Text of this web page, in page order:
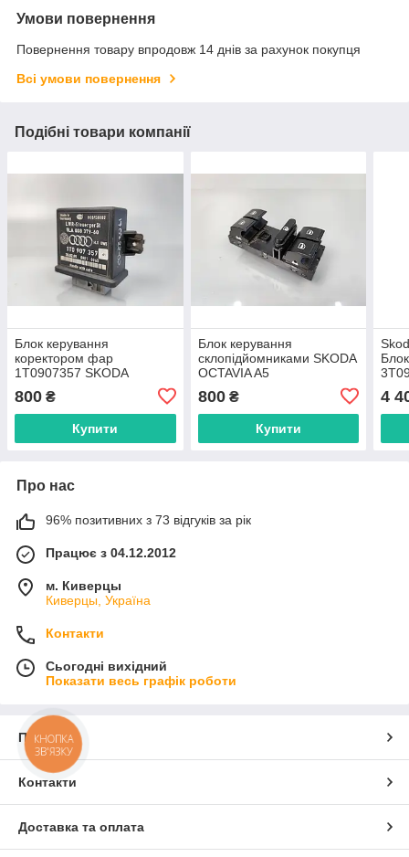
Умови повернення
Повернення товару впродовж 14 днів за рахунок покупця
Всі умови повернення
Подібні товари компанії
Блок керування
коректором фар
1T0907357 SKODA
800 ₴
Купити
Блок керування
склопідйомниками SKODA
OCTAVIA A5
1Z0959858A/1Z0959858B
800₴
Купити
4
Про нас
96% позитивних з 73 відгуків за рік
Працює з 04.12.2012
м. Киверцы
Киверцы, Україна
Контакти
Сьогодні вихідний
Показати весь графік роботи
Про нас
Контакти
Доставка та оплата
КНОПКА
ЗВ'ЯЗКУ